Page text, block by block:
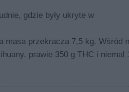
w potężnym kryzysie psychicznym.
gdzie były ukryte w
masa przekracza 7,5 kg. Wśród
prawie 350 g THC i niemal